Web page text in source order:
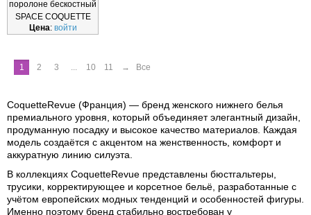
поролоне бескостный
SPACE COQUETTE
REVUE Б5
Цена: войти
1 2 3 ... 10 11 → Все
CoquetteRevue (Франция) — бренд женского нижнего белья
премиального уровня, который объединяет элегантный дизайн,
продуманную посадку и высокое качество материалов. Каждая
модель создаётся с акцентом на женственность, комфорт и
аккуратную линию силуэта.
В коллекциях CoquetteRevue представлены бюстгальтеры,
трусики, корректирующее и корсетное бельё, разработанные с
учётом европейских модных тенденций и особенностей фигуры.
Именно поэтому бренд стабильно востребован у